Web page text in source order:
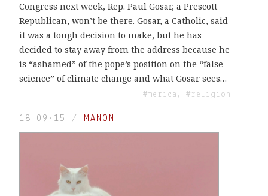
Congress next week, Rep. Paul Gosar, a Prescott
Republican, won’t be there. Gosar, a Catholic, said
it was a tough decision to make, but he has
decided to stay away from the address because he
is “ashamed” of the pope’s position on the “false
science” of climate change and what Gosar sees…
#merica, #religion
18·09·15 / MANON